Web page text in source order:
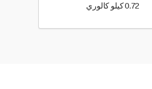
0.72 كيلو كالوري 0.72 كيلو سعرة حرارية